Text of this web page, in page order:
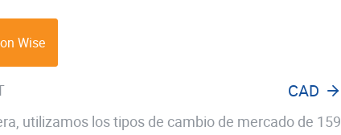
Wise
CAD
utilizamos los tipos de cambio de mercado de 159